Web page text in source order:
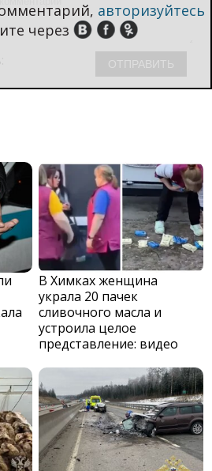
авторизуйтесь
через
В Химках женщина
украла 20 пачек
сливочного масла и
устроила целое
представление: видео